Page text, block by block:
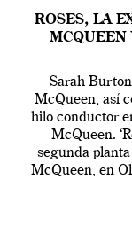
ROSES, LA
MCQUEEN
Sarah
McQueen, así
hilo conductor
McQueen.
segunda
McQueen, en
de